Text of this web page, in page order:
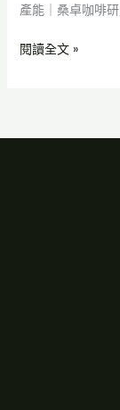
產能｜桑卓咖啡
閱讀全文 »